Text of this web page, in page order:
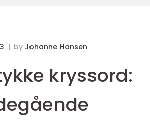
by Johanne Hansen
kryssord: